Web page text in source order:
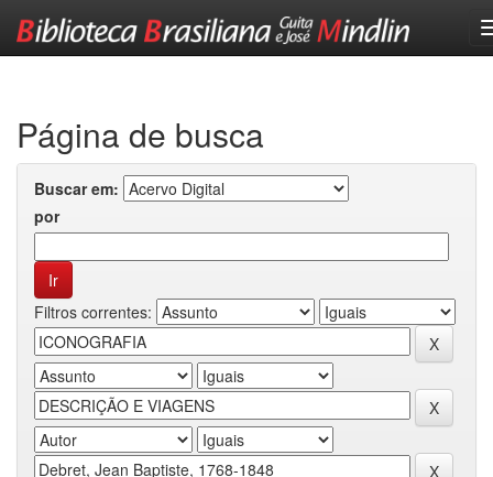
Página de busca
Buscar em:
por
Filtros correntes: